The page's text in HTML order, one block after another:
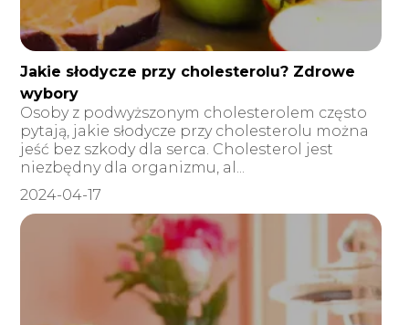
Jakie słodycze przy cholesterolu? Zdrowe
wybory
Osoby z podwyższonym cholesterolem często
pytają, jakie słodycze przy cholesterolu można
jeść bez szkody dla serca. Cholesterol jest
niezbędny dla organizmu, al...
2024-04-17